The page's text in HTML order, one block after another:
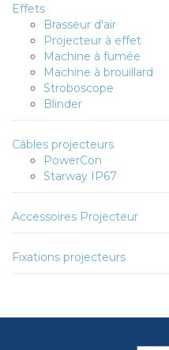
Effets
Brasseur d'air
Projecteur à effet
Machine à fumée
Machine à brouillard
Stroboscope
Blinder
Câbles projecteurs
PowerCon
Starway IP67
Accessoires Projecteur
Fixations projecteurs